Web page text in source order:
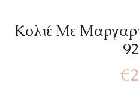
Κολιέ Με
€